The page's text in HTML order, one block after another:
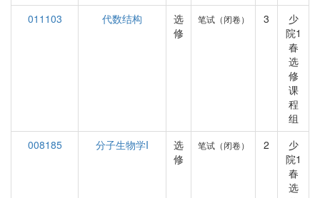
011103
代数结构
选
修
笔试（闭卷） 3
少
院1
春
选
修
课
程
组
008185
分子生物学I
选
修
笔试（闭卷） 2
少
院1
春
选